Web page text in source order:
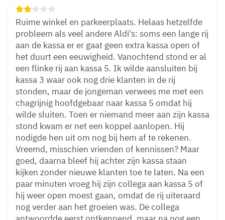
Ruime winkel en parkeerplaats. Helaas hetzelfde
probleem als veel andere Aldi's: soms een lange rij
aan de kassa er er gaat geen extra kassa open of
het duurt een eeuwigheid. Vanochtend stond er al
een flinke rij aan kassa 5. Ik wilde aansluiten bij
kassa 3 waar ook nog drie klanten in de rij
stonden, maar de jongeman verwees me met een
chagrijnig hoofdgebaar naar kassa 5 omdat hij
wilde sluiten. Toen er niemand meer aan zijn kassa
stond kwam er net een koppel aanlopen. Hij
nodigde hen uit om nog bij hem af te rekenen.
Vreemd, misschien vrienden of kennissen? Maar
goed, daarna bleef hij achter zijn kassa staan
kijken zonder nieuwe klanten toe te laten. Na een
paar minuten vroeg hij zijn collega aan kassa 5 of
hij weer open moest gaan, omdat de rij uiteraard
nog verder aan het groeien was. De collega